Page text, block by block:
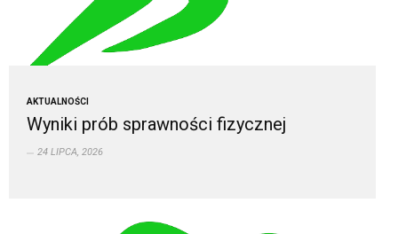
AKTUALNOŚCI
Wyniki prób sprawności fizycznej
24 LIPCA, 2026